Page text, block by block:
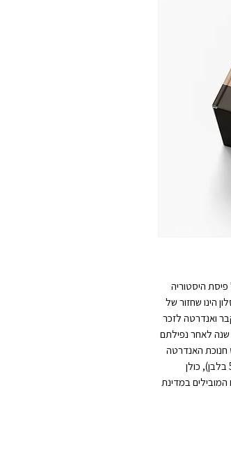
היסטוריה
הינו שחזור של
ואנדרטה לזכר
שמונת ההרוגים בקרב תל-חי, ונחנך ב-ז' באדר, תרצ"ד (22.2.1934), כ-14 שנה לאחר נפילתם
בדיוק לאחר טקס חנוכת האנדרטה
בכפר גלעדי. המהדורה כוללת 150 יחידות בלבד (50 בשחור, 50 באפור, 50 בלבן), כולן
במדינת